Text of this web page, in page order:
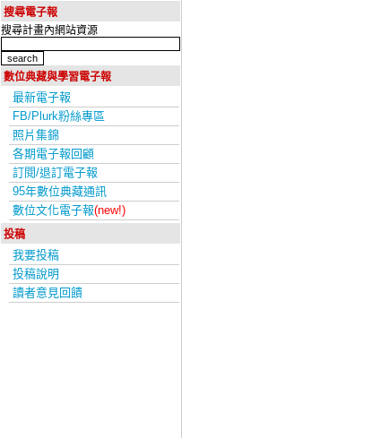
搜尋電子報
搜尋計畫內網站資源
數位典藏與學習電子報
最新電子報
FB/Plurk粉絲專區
照片集錦
各期電子報回顧
訂閱/退訂電子報
95年數位典藏通訊
數位文化電子報(new!)
投稿
我要投稿
投稿說明
讀者意見回饋